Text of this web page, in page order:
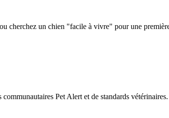
cherchez un chien "facile à vivre" pour une
Pet Alert et de standards vétérinaires.